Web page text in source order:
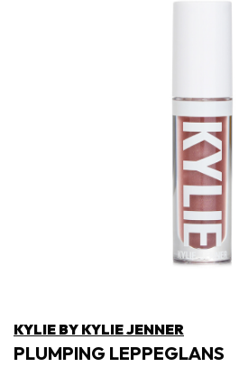
KYLIE BY KYLIE JENNER
PLUMPING LEPPEGLANS